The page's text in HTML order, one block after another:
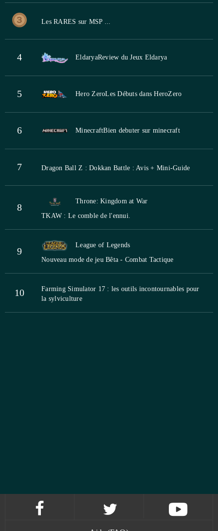
Les RARES sur MSP ...
4 EldaryaReview du Jeux Eldarya
5 Hero ZeroLes Débuts dans HeroZero
6 MinecraftBien debuter sur minecraft
7 Dragon Ball Z : Dokkan Battle : Avis + Mini-Guide
8
Throne: Kingdom at War
TKAW : Le comble de l'ennui.
9
League of Legends
Nouveau mode de jeu Bêta - Combat Tactique
10
Farming Simulator 17 : les outils incontournables pour
la sylviculture